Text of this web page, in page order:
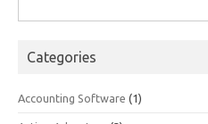
for:
Categories
Accounting Software (1)